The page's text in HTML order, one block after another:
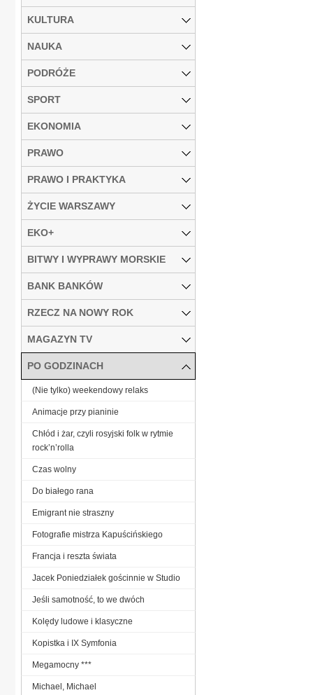
KULTURA
NAUKA
PODRÓŻE
SPORT
EKONOMIA
PRAWO
PRAWO I PRAKTYKA
ŻYCIE WARSZAWY
EKO+
BITWY I WYPRAWY MORSKIE
BANK BANKÓW
RZECZ NA NOWY ROK
MAGAZYN TV
PO GODZINACH
(Nie tylko) weekendowy relaks
Animacje przy pianinie
Chłód i żar, czyli rosyjski folk w rytmie
rock’n’rolla
Czas wolny
Do białego rana
Emigrant nie straszny
Fotografie mistrza Kapuścińskiego
Francja i reszta świata
Jacek Poniedziałek gościnnie w Studio
Jeśli samotność, to we dwóch
Kolędy ludowe i klasyczne
Kopistka i IX Symfonia
Megamocny ***
Michael, Michael